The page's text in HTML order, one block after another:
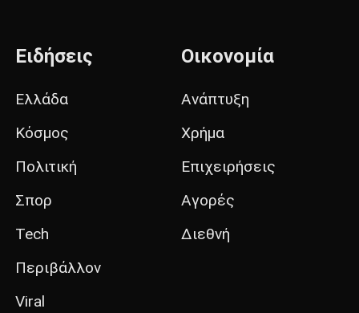
Ειδήσεις
Ελλάδα
Κόσμος
Πολιτική
Σπορ
Tech
Περιβάλλον
Viral
Οικονομία
Ανάπτυξη
Χρήμα
Επιχειρήσεις
Αγορές
Διεθνή